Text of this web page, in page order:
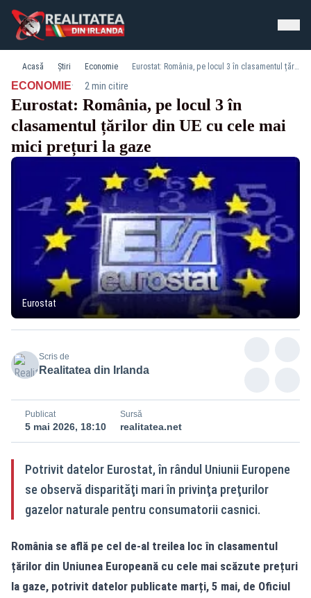
Acasă Știri Economie Eurostat: România, pe locul 3 în clasamentul țărilor din UE cu cele mai mici prețuri la gaze
ECONOMIE· 2 min citire
Eurostat: România, pe locul 3 în
clasamentul țărilor din UE cu cele mai
mici prețuri la gaze
Eurostat
Scris de
Realitatea din Irlanda
Publicat
5 mai 2026, 18:10
Sursă
realitatea.net
Potrivit datelor Eurostat, în rândul Uniunii Europene
se observă disparităţi mari în privinţa preţurilor
gazelor naturale pentru consumatorii casnici.
România se află pe cel de-al treilea loc în clasamentul
țărilor din Uniunea Europeană cu cele mai scăzute prețuri
la gaze, potrivit datelor publicate marți, 5 mai, de Oficiul